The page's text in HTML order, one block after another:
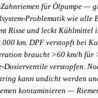
für Ölpumpe —
Problematik wie alle
Risse und leckt Kühlmittel
km. DPF verstopft bei
braucht >60 km/h für
Dosierventile verstopfen.
kann undicht werden
kontaminieren —